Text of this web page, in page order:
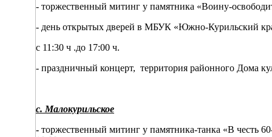
- торжественный митинг у памятника «Воину-
- день открытых дверей в МБУК «Южно-Курильский
с 11:30 ч .до 17:00 ч.
- праздничный концерт, территория районного Дома
с. Малокурильское
- торжественный митинг у памятника-танка «В честь